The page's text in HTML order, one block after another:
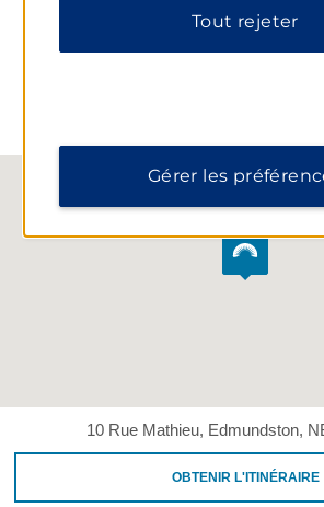
10 Rue Mathieu, Edmundston,
OBTENIR L'ITINÉRAIRE
Tout rejeter
Gérer les